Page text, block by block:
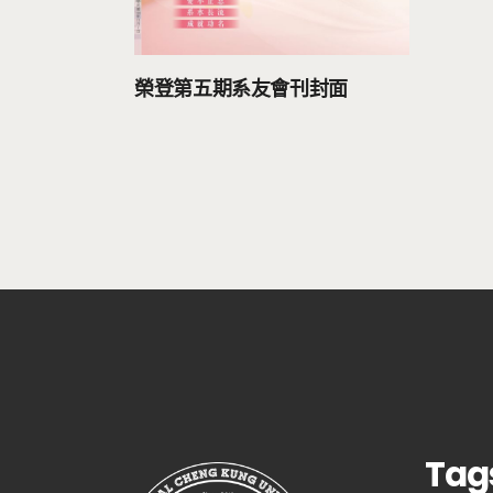
榮登第五期系友會刊封面